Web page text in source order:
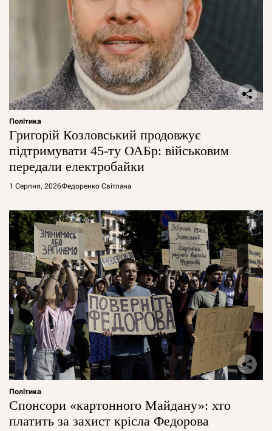
Політика
Григорій Козловський продовжує
підтримувати 45-ту ОАБр: військовим
передали електробайки
1 Серпня, 2026Федоренко Світлана
Політика
Спонсори «картонного Майдану»: хто
платить за захист крісла Федорова